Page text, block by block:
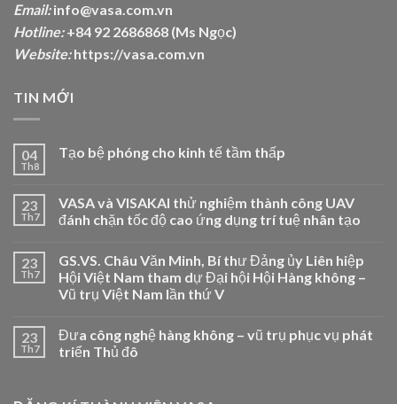
Email:info@vasa.com.vn
Hotline:+84 92 2686868 (Ms Ngọc)
Website: https://vasa.com.vn
TIN MỚI
04
Th8
Tạo bệ phóng cho kinh tế tầm thấp
23
Th7
VASA và VISAKAI thử nghiệm thành công UAV
đánh chặn tốc độ cao ứng dụng trí tuệ nhân tạo
23
Th7
GS.VS. Châu Văn Minh, Bí thư Đảng ủy Liên hiệp
Hội Việt Nam tham dự Đại hội Hội Hàng không –
Vũ trụ Việt Nam lần thứ V
23
Th7
Đưa công nghệ hàng không – vũ trụ phục vụ phát
triển Thủ đô